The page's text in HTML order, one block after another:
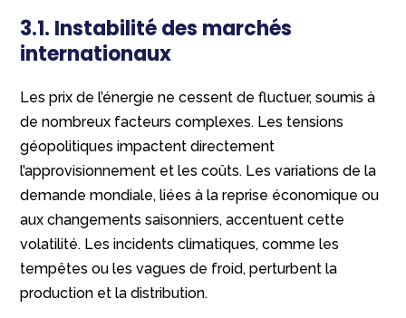
3.1. Instabilité des marchés
internationaux
Les prix de l’énergie ne cessent de fluctuer, soumis à
de nombreux facteurs complexes. Les tensions
géopolitiques impactent directement
l’approvisionnement et les coûts. Les variations de la
demande mondiale, liées à la reprise économique ou
aux changements saisonniers, accentuent cette
volatilité. Les incidents climatiques, comme les
tempêtes ou les vagues de froid, perturbent la
production et la distribution.